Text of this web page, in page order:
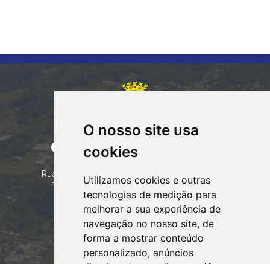
O nosso site usa
cookies
Utilizamos cookies e outras
tecnologias de medição para
melhorar a sua experiência de
navegação no nosso site, de
forma a mostrar conteúdo
personalizado, anúncios
CORUMBATAÍ DO SUL
PARANÁ
Rua Tocantins 153 Corumbataí - CEP: 86.970-000
Telefone: (44) 99935-8828, (44) 99935-8839
contato@corumbataidosul.pr.gov.br
Atendimento
Segunda a Sexta-feira
07:30h às 11:30h e das 13:00h às 17:00h